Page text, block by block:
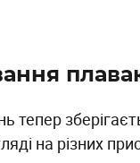
на різних